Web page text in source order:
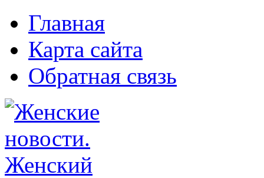
Главная
Карта сайта
Обратная связь